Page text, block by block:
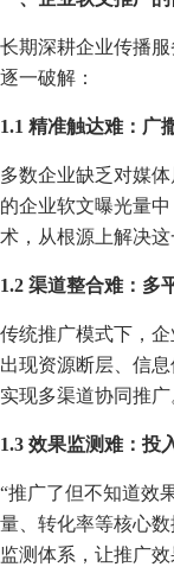
长期深耕企业传播
逐一破解：
1.1 精准触达难：广
多数企业缺乏对媒
的企业软文曝光量
术，从根源上解决这
1.2 渠道整合难：多
传统推广模式下，
出现资源断层、信
实现多渠道协同推广
1.3 效果监测难：投
“推广了但不知道效
量、转化率等核心
监测体系，让推广效